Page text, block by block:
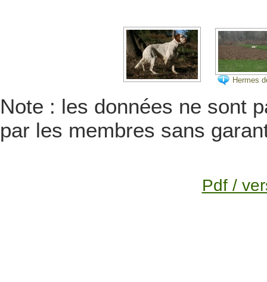
Hermes
Les
d'Eole
Note : les données ne sont
par les membres sans
Pdf /